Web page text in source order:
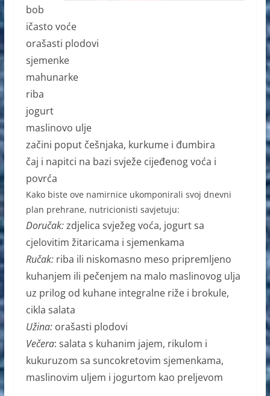
bob
ičasto voće
orašasti plodovi
sjemenke
mahunarke
riba
jogurt
maslinovo ulje
začini poput češnjaka, kurkume i đumbira
čaj i napitci na bazi svježe cijeđenog voća i
povrća
Kako biste ove namirnice ukomponirali svoj dnevni
plan prehrane, nutricionisti savjetuju:
Doručak:zdjelica svježeg voća, jogurt sa
cjelovitim žitaricama i sjemenkama
Ručak:riba ili niskomasno meso pripremljeno
kuhanjem ili pečenjem na malo maslinovog ulja
uz prilog od kuhane integralne riže i brokule,
cikla salata
Užina:orašasti plodovi
Večera: salata s kuhanim jajem, rikulom i
kukuruzom sa suncokretovim sjemenkama,
maslinovim uljem i jogurtom kao preljevom